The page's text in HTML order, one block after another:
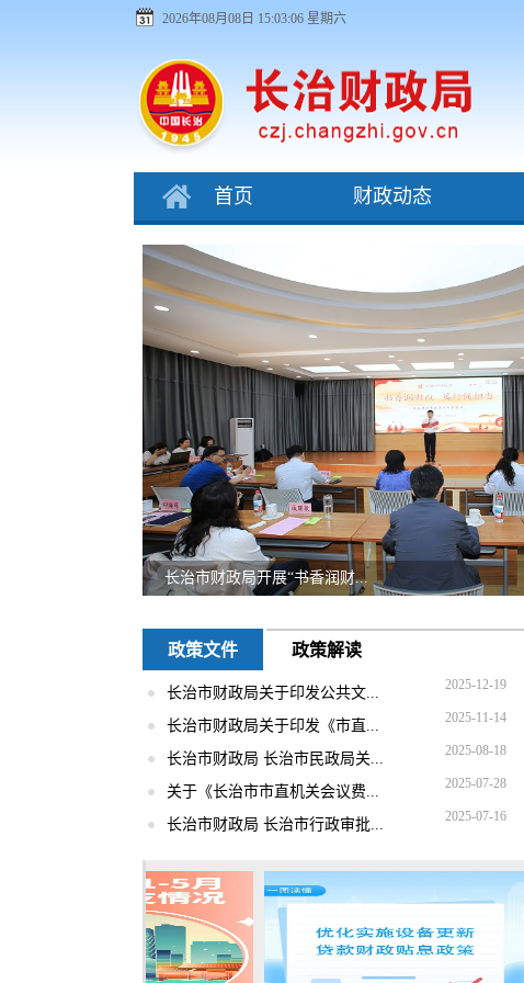
2026年08月08日 15:03:07 星期六
首页 财政动态
长治市财政局开展“书香润财...
政策文件 政策解读
长治市财政局关于印发公共文... 2025-12-19
长治市财政局关于印发《市直... 2025-11-14
长治市财政局 长治市民政局关... 2025-08-18
关于《长治市市直机关会议费... 2025-07-28
长治市财政局 长治市行政审批... 2025-07-16